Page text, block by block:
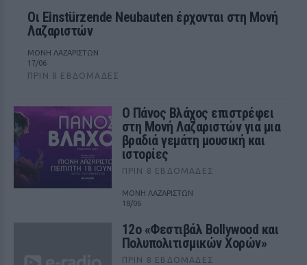
Οι Einstürzende Neubauten έρχονται στη Μονή
Λαζαριστών
ΜΟΝΗ ΛΑΖΑΡΙΣΤΩΝ
17/06
ΠΡΙΝ 8 ΕΒΔΟΜΆΔΕΣ
Ο Πάνος Βλάχος επιστρέφει
στη Μονή Λαζαριστών για μια
βραδιά γεμάτη μουσική και
ιστορίες
ΠΡΙΝ 8 ΕΒΔΟΜΆΔΕΣ
ΜΟΝΗ ΛΑΖΑΡΙΣΤΩΝ
18/06
12ο «Φεστιβάλ Bollywood και
Πολυπολιτισμικών Χορών»
ΠΡΙΝ 8 ΕΒΔΟΜΆΔΕΣ